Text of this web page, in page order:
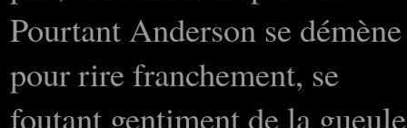
Pourtant Anderson se démène
pour rire franchement, se
foutant gentiment de la gueule